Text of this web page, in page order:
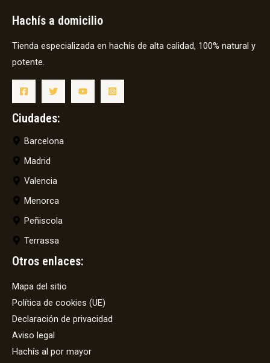
Hachís a domicilio
Tienda especializada en hachís de alta calidad, 100% natural y
potente.
Ciudades:
Barcelona
Madrid
Valencia
Menorca
Peñiscola
Terrassa
Otros enlaces:
Mapa del sitio
Política de cookies (UE)
Declaración de privacidad
Aviso legal
Hachís al por mayor